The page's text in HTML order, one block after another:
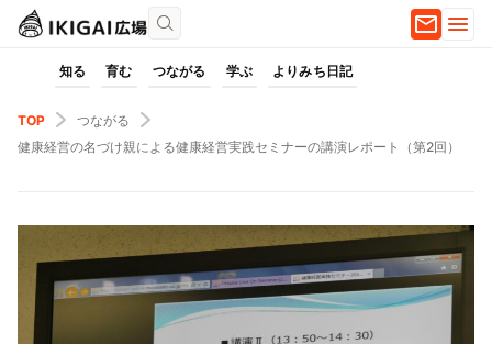
知る 育む つながる 学ぶ よりみち日記
TOP
つながる
健康経営の名づけ親による健康経営実践セミナーの講演レポート（第2回）